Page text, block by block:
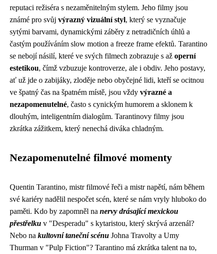
reputaci režiséra s nezaměnitelným stylem. Jeho filmy jsou
známé pro svůj výrazný vizuální styl, který se vyznačuje
sytými barvami, dynamickými záběry z netradičních úhlů a
častým používáním slow motion a freeze frame efektů. Tarantino
se nebojí násilí, které ve svých filmech zobrazuje s až operní
estetikou, čímž vzbuzuje kontroverze, ale i obdiv. Jeho postavy,
ať už jde o zabijáky, zloděje nebo obyčejné lidi, kteří se ocitnou
ve špatný čas na špatném místě, jsou vždy výrazné a
nezapomenutelné, často s cynickým humorem a sklonem k
dlouhým, inteligentním dialogům. Tarantinovy filmy jsou
zkrátka zážitkem, který nenechá diváka chladným.
Nezapomenutelné filmové momenty
Quentin Tarantino, mistr filmové řeči a mistr napětí, nám během
své kariéry nadělil nespočet scén, které se nám vryly hluboko do
paměti. Kdo by zapomněl na nervy drásající mexickou
přestřelku v "Desperadu" s kytaristou, který skrývá arzenál?
Nebo na kultovní taneční scénu Johna Travolty a Umy
Thurman v "Pulp Fiction"? Tarantino má zkrátka talent na to,